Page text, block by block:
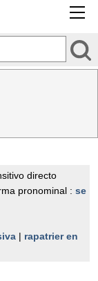
directo
pronominal : se
| rapatrier en